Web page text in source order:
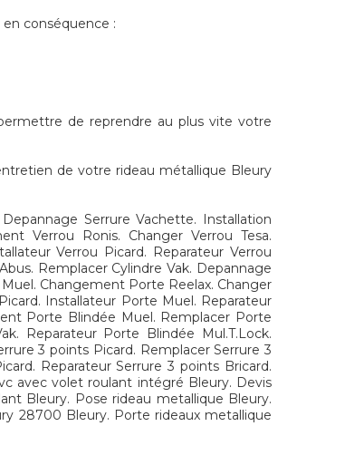
conséquence :
de reprendre au plus vite votre
de votre rideau métallique Bleury
Serrure Vachette. Installation
Verrou Ronis. Changer Verrou Tesa.
Verrou Picard. Reparateur Verrou
Remplacer Cylindre Vak. Depannage
Changement Porte Reelax. Changer
Installateur Porte Muel. Reparateur
Porte Blindée Muel. Remplacer Porte
Reparateur Porte Blindée Mul.T.Lock.
3 points Picard. Remplacer Serrure 3
Reparateur Serrure 3 points Bricard.
avec volet roulant intégré Bleury. Devis
Bleury. Pose rideau metallique Bleury.
28700 Bleury. Porte rideaux metallique